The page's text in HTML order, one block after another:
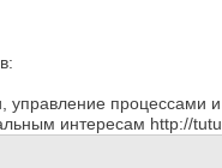
управление процессами
интересам http://